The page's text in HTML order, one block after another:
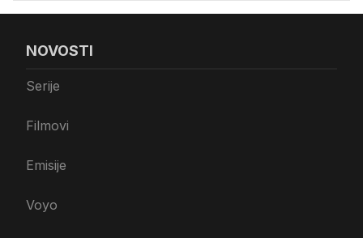
NOVOSTI
Serije
Filmovi
Emisije
Voyo